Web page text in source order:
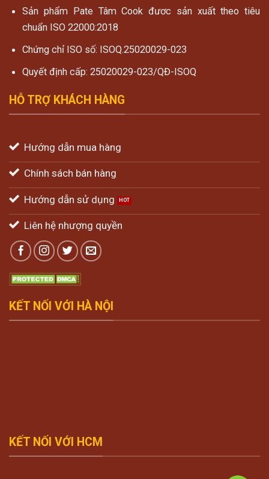
Sản phẩm Pate Tâm Cook đươc sản xuất theo tiêu
chuẩn ISO 22000:2018
Chứng chỉ ISO số: ISOQ.25020029-023
Quyết định cấp: 25020029-023/QĐ-ISOQ
HỖ TRỢ KHÁCH HÀNG
Hướng dẫn mua hàng
Chính sách bán hàng
Hướng dẫn sử dụng
Liên hệ nhượng quyền
KẾT NỐI VỚI HÀ NỘI
KẾT NỐI VỚI HCM